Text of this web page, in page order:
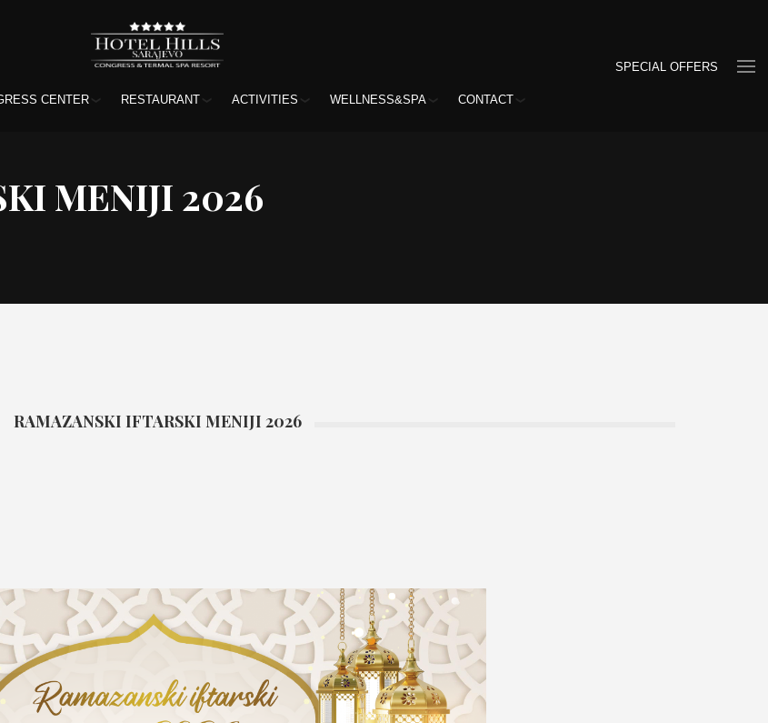
CENTER RESTAURANT ACTIVITIES WELLNESS&SPA CONTACT
SPECIAL OFFERS
MENIJI 2026
RAMAZANSKI IFTARSKI MENIJI 2026